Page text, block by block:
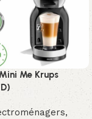
Me Krups
,